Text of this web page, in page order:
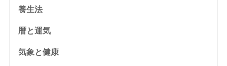
養生法
暦と運気
気象と健康